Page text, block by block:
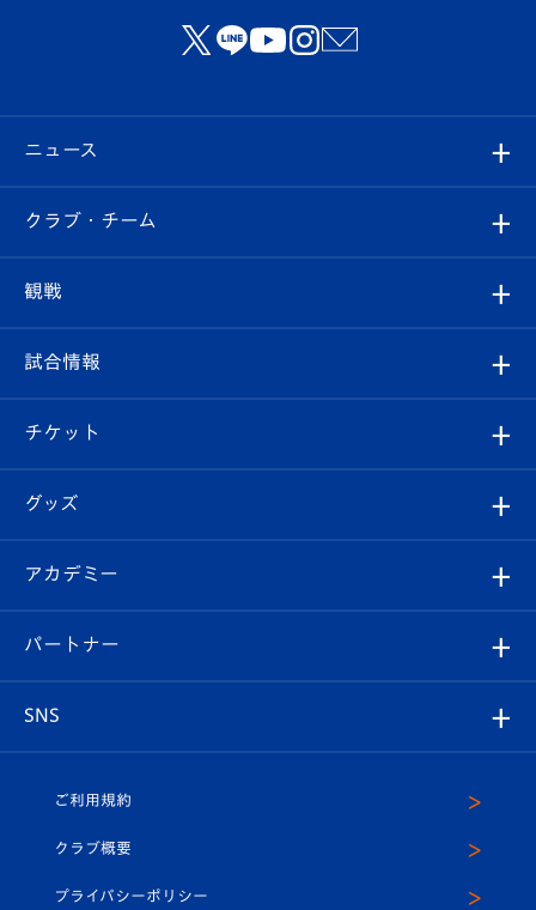
ニュース
すべて
クラブ
試合情報
チケット
イベント
メディア
ホームタウン
クラブ・チーム
クラブ概要
エンブレム紹介
スタッフプロフィール
マスコット紹介
観戦
観戦ルール
はじめての観戦ガイド
Revive Team
ヴィヴィくんの長崎おもてなしガイド
試合情報
試合日程/結果
フォトギャラリー
スタジアムグルメ
チケット
チケット
V-LOVERS（ファンクラブ）
プレイヤーズスイート
グッズ
オンラインショップ
店舗情報
アカデミー
育成からのお知らせ
U-18
パートナー
SNS
ヴィヴィくんインスタグラム
公式LINE＠
ご利用規約
クラブ概要
プライバシーポリシー